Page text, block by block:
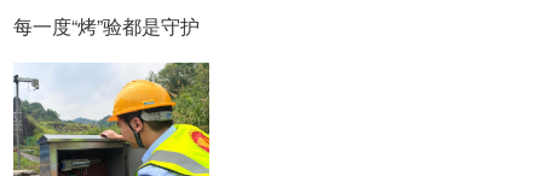
每一度“烤”验都是守护